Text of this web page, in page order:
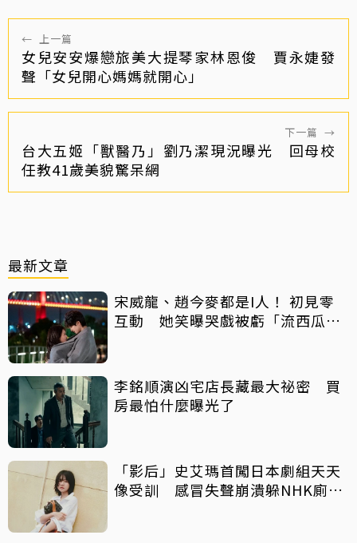
← 上一篇
女兒安安爆戀旅美大提琴家林恩俊 賈永婕發
聲「女兒開心媽媽就開心」
下一篇 →
台大五姬「獸醫乃」劉乃潔現況曝光 回母校
任教41歲美貌驚呆網
最新文章
宋威龍、趙今麥都是I人！ 初見零
互動 她笑曝哭戲被虧「流西瓜
李銘順演凶宅店長藏最大祕密 買
房最怕什麼曝光了
「影后」史艾瑪首闖日本劇組天天
像受訓 感冒失聲崩潰躲NHK廁所